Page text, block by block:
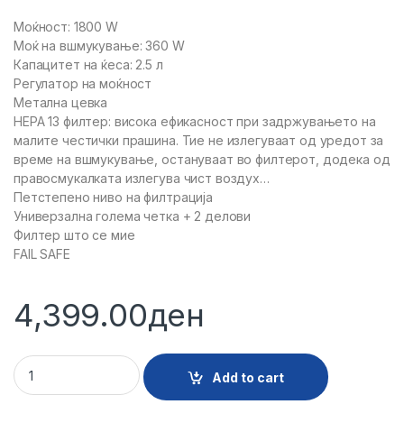
Моќност: 1800 W
Моќ на вшмукување: 360 W
Капацитет на ќеса: 2.5 л
Регулатор на моќност
Метална цевка
HEPA 13 филтер: висока ефикасност при задржувањето на
малите честички прашина. Тие не излегуваат од уредот за
време на вшмукување, остануваат во филтерот, додека од
правосмукалката излегува чист воздух…
Петстепено ниво на филтрација
Универзална голема четка + 2 делови
Филтер што се мие
FAIL SAFE
4,399.00ден
23529 - PRAVOSMUKALKA VOX SL309 quantity
Add to cart